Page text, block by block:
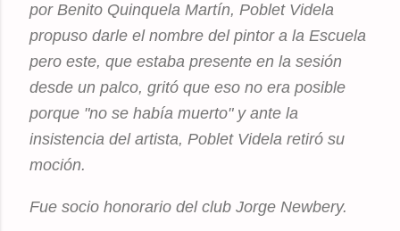
por Benito Quinquela Martín, Poblet Videla
propuso darle el nombre del pintor a la Escuela
pero este, que estaba presente en la sesión
desde un palco, gritó que eso no era posible
porque "no se había muerto" y ante la
insistencia del artista, Poblet Videla retiró su
moción.
Fue socio honorario del club Jorge Newbery.